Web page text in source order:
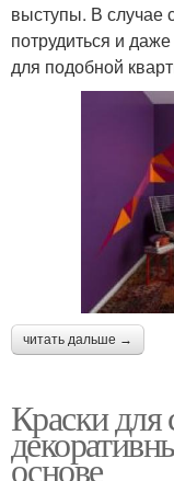
выступы. В случае
потрудиться и
для подобной
читать дальше →
Краски для
основе